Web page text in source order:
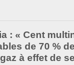
: « Cent
de 70 %
à effet de